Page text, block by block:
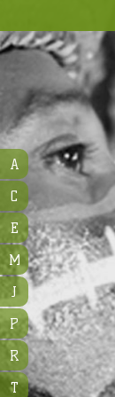
A
C
E
M
J
P
R
T